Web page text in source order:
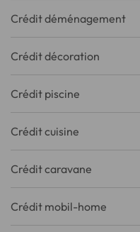
Crédit déménagement
Crédit décoration
Crédit piscine
Crédit cuisine
Crédit caravane
Crédit mobil-home